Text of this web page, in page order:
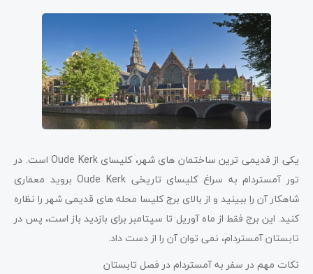
یکی از قدیمی ترین ساختمان های شهر، کلیسای Oude Kerk است. در
تور آمستردام به سراغ کلیسای تاریخی Oude Kerk بروید معماری
شاهکار آن را ببینید و از بالای برج کلیسا محله های قدیمی شهر را نظاره
کنید. این برج فقط از ماه آوریل تا سپتامبر برای بازدید باز است، پس در
تابستان آمستردام، نمی توان آن را از دست داد.
نکات مهم در سفر به آمستردام در فصل تابستان